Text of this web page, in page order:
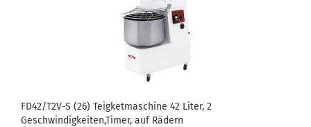
FD42/T2V-S (26) Teigketmaschine 42 Liter, 2
Geschwindigkeiten,Timer, auf Rädern